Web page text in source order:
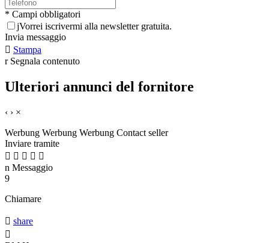
* Campi obbligatori
jVorrei iscrivermi alla newsletter gratuita.
Invia messaggio
 Stampa
r Segnala contenuto
Ulteriori annunci del fornitore
‹ › ×
Werbung Werbung Werbung Contact seller
Inviare tramite
    
n Messaggio
9
Chiamare
 share
